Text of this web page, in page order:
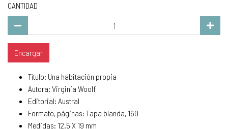
CANTIDAD
Encargar
Título: Una habitación propia
Autora: Virginia Woolf
Editorial: Austral
Formato, páginas: Tapa blanda, 160
Medidas: 12.5 X 19 mm